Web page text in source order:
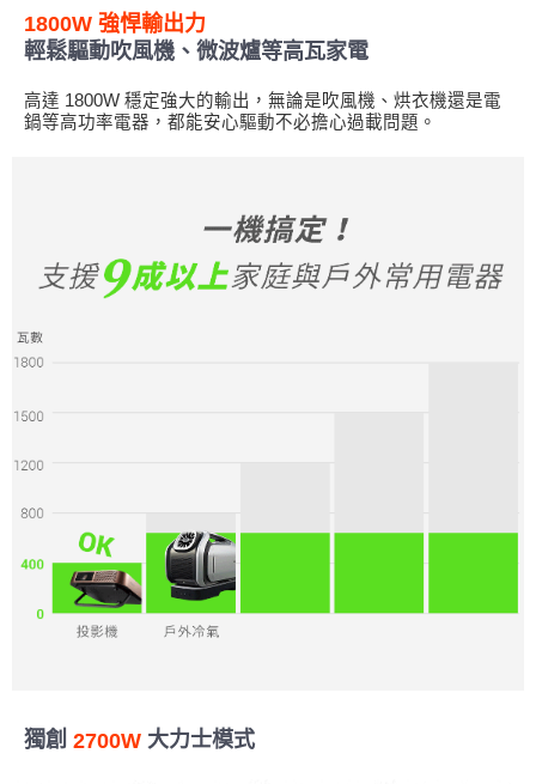
1800W 強悍輸出力
輕鬆驅動吹風機、微波爐等高瓦家電
高達 1800W 穩定強大的輸出，無論是吹風機、烘衣機還是電
鍋等高功率電器，都能安心驅動不必擔心過載問題。
獨創 2700W 大力士模式